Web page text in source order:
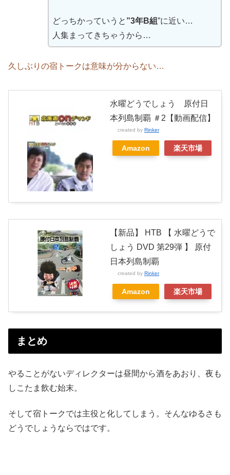
どっちかっていうと ”3年B組”に近い…
人集まってきちゃうから…
久しぶりの宿トークは意味が分からない…
水曜どうでしょう 原付日
本列島制覇 ＃2【動画配信】
created by Rinker
Amazon 楽天市場
【新品】 HTB 【 水曜どうで
しょう DVD 第29弾 】 原付
日本列島制覇
created by Rinker
Amazon 楽天市場
まとめ
やることがないディレクターは昼間から酒をあおり、夜も
しこたま飲む始末。
そして宿トークでは主役と化してしまう。そんなゆるさも
どうでしょうならではです。